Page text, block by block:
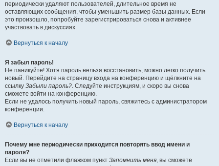
периодически удаляют пользователей, длительное время не
оставляющих сообщения, чтобы уменьшить размер базы данных. Если
это произошло, попробуйте зарегистрироваться снова и активнее
участвовать в дискуссиях.
Вернуться к началу
Я забыл пароль!
Не паникуйте! Хотя пароль нельзя восстановить, можно легко получить
новый. Перейдите на страницу входа на конференцию и щёлкните на
ссылку Забыли пароль?. Следуйте инструкциям, и скоро вы снова
сможете войти на конференцию.
Если не удалось получить новый пароль, свяжитесь с администратором
конференции.
Вернуться к началу
Почему мне периодически приходится повторять ввод имени и
пароля?
Если вы не отметили флажком пункт Запомнить меня, вы сможете